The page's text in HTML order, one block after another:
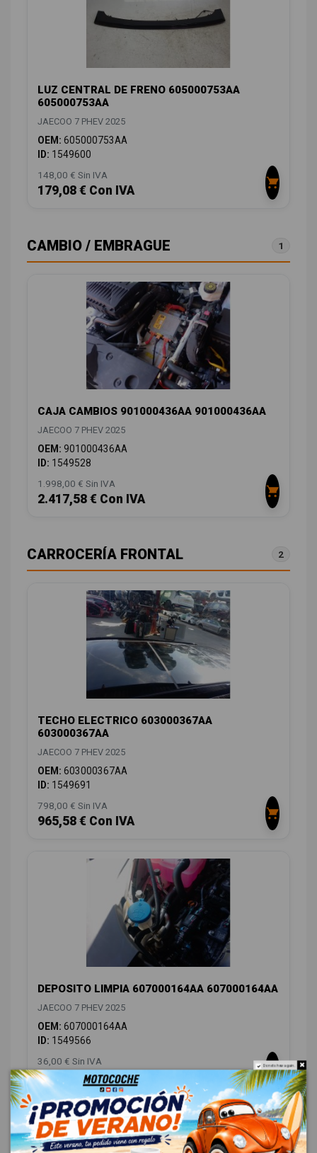
LUZ CENTRAL DE FRENO 605000753AA
605000753AA
JAECOO 7 PHEV 2025
OEM: 605000753AA
ID: 1549600
148,00 € Sin IVA
179,08 € Con IVA
CAMBIO / EMBRAGUE 1
CAJA CAMBIOS 901000436AA 901000436AA
JAECOO 7 PHEV 2025
OEM: 901000436AA
ID: 1549528
1.998,00 € Sin IVA
2.417,58 € Con IVA
CARROCERÍA FRONTAL 2
TECHO ELECTRICO 603000367AA
603000367AA
JAECOO 7 PHEV 2025
OEM: 603000367AA
ID: 1549691
798,00 € Sin IVA
965,58 € Con IVA
DEPOSITO LIMPIA 607000164AA 607000164AA
JAECOO 7 PHEV 2025
OEM: 607000164AA
ID: 1549566
36,00 € Sin IVA
43,56 € Con IVA
CARROCERÍA LATERALES 15
Do not show again.